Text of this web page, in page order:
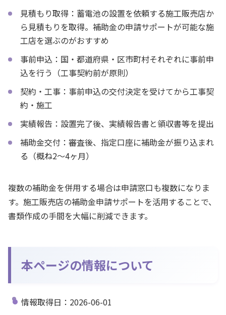
見積もり取得：蓄電池の設置を依頼する施工販売店か
ら見積もりを取得。補助金の申請サポートが可能な施
工店を選ぶのがおすすめ
事前申込：国・都道府県・区市町村それぞれに事前申
込を行う（工事契約前が原則）
契約・工事：事前申込の交付決定を受けてから工事契
約・施工
実績報告：設置完了後、実績報告書と領収書等を提出
補助金交付：審査後、指定口座に補助金が振り込まれ
る（概ね2〜4ヶ月）
複数の補助金を併用する場合は申請窓口も複数になりま
す。施工販売店の補助金申請サポートを活用することで、
書類作成の手間を大幅に削減できます。
本ページの情報について
情報取得日：2026-06-01